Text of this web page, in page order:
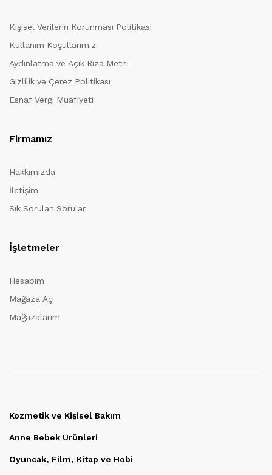
Kişisel Verilerin Korunması Politikası
Kullanım Koşullarımız
Aydınlatma ve Açık Rıza Metni
Gizlilik ve Çerez Politikası
Esnaf Vergi Muafiyeti
Firmamız
Hakkımızda
İletişim
Sık Sorulan Sorular
İşletmeler
Hesabım
Mağaza Aç
Mağazalarım
Kozmetik ve Kişisel Bakım
Anne Bebek Ürünleri
Oyuncak, Film, Kitap ve Hobi